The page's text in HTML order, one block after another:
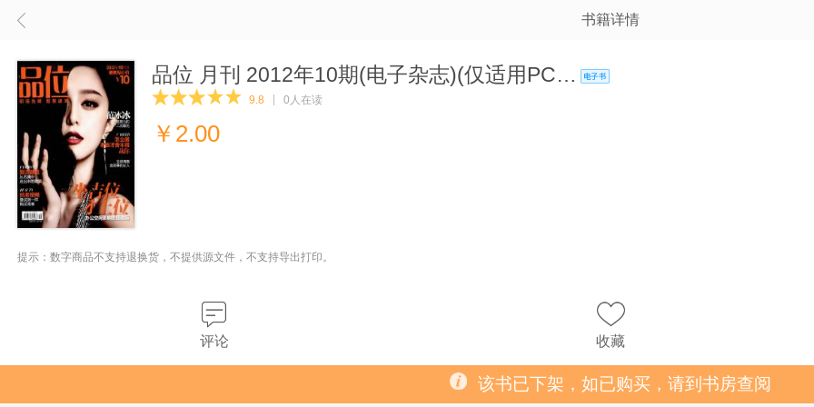
书籍详情
品位 月刊 2012年10期(电子杂志)(仅适用PC…
9.8 0人在读
￥ 2.00
提示：数字商品不支持退换货，不提供源文件，不支持导出打印。
评论 收藏
该书已下架，如已购买，请到书房查阅